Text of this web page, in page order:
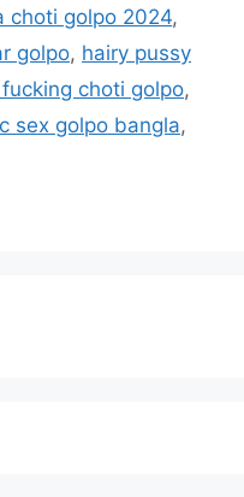
choti golpo 2024,
golpo, hairy pussy
choti golpo,
sex golpo bangla,